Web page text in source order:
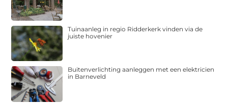
Tuinaanleg in regio Ridderkerk vinden via de
juiste hovenier
Buitenverlichting aanleggen met een elektricien
in Barneveld